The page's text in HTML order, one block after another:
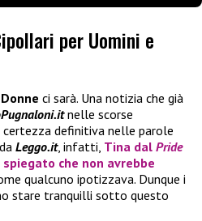
per Uomini e
ci sarà. Una notizia che già
nelle scorse
definitiva nelle parole
Leggo.it, infatti, Tina dal Pride
spiegato che non avrebbe
qualcuno ipotizzava. Dunque i
stare tranquilli sotto questo